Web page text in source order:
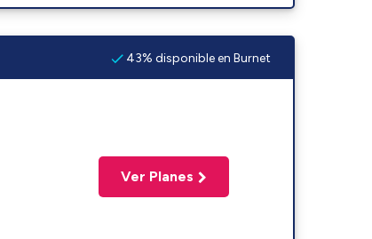
43% disponible en Burnet
Ver Planes